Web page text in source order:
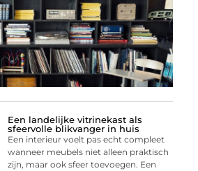
Een landelijke vitrinekast als
sfeervolle blikvanger in huis
Een interieur voelt pas echt compleet
wanneer meubels niet alleen praktisch
zijn, maar ook sfeer toevoegen. Een